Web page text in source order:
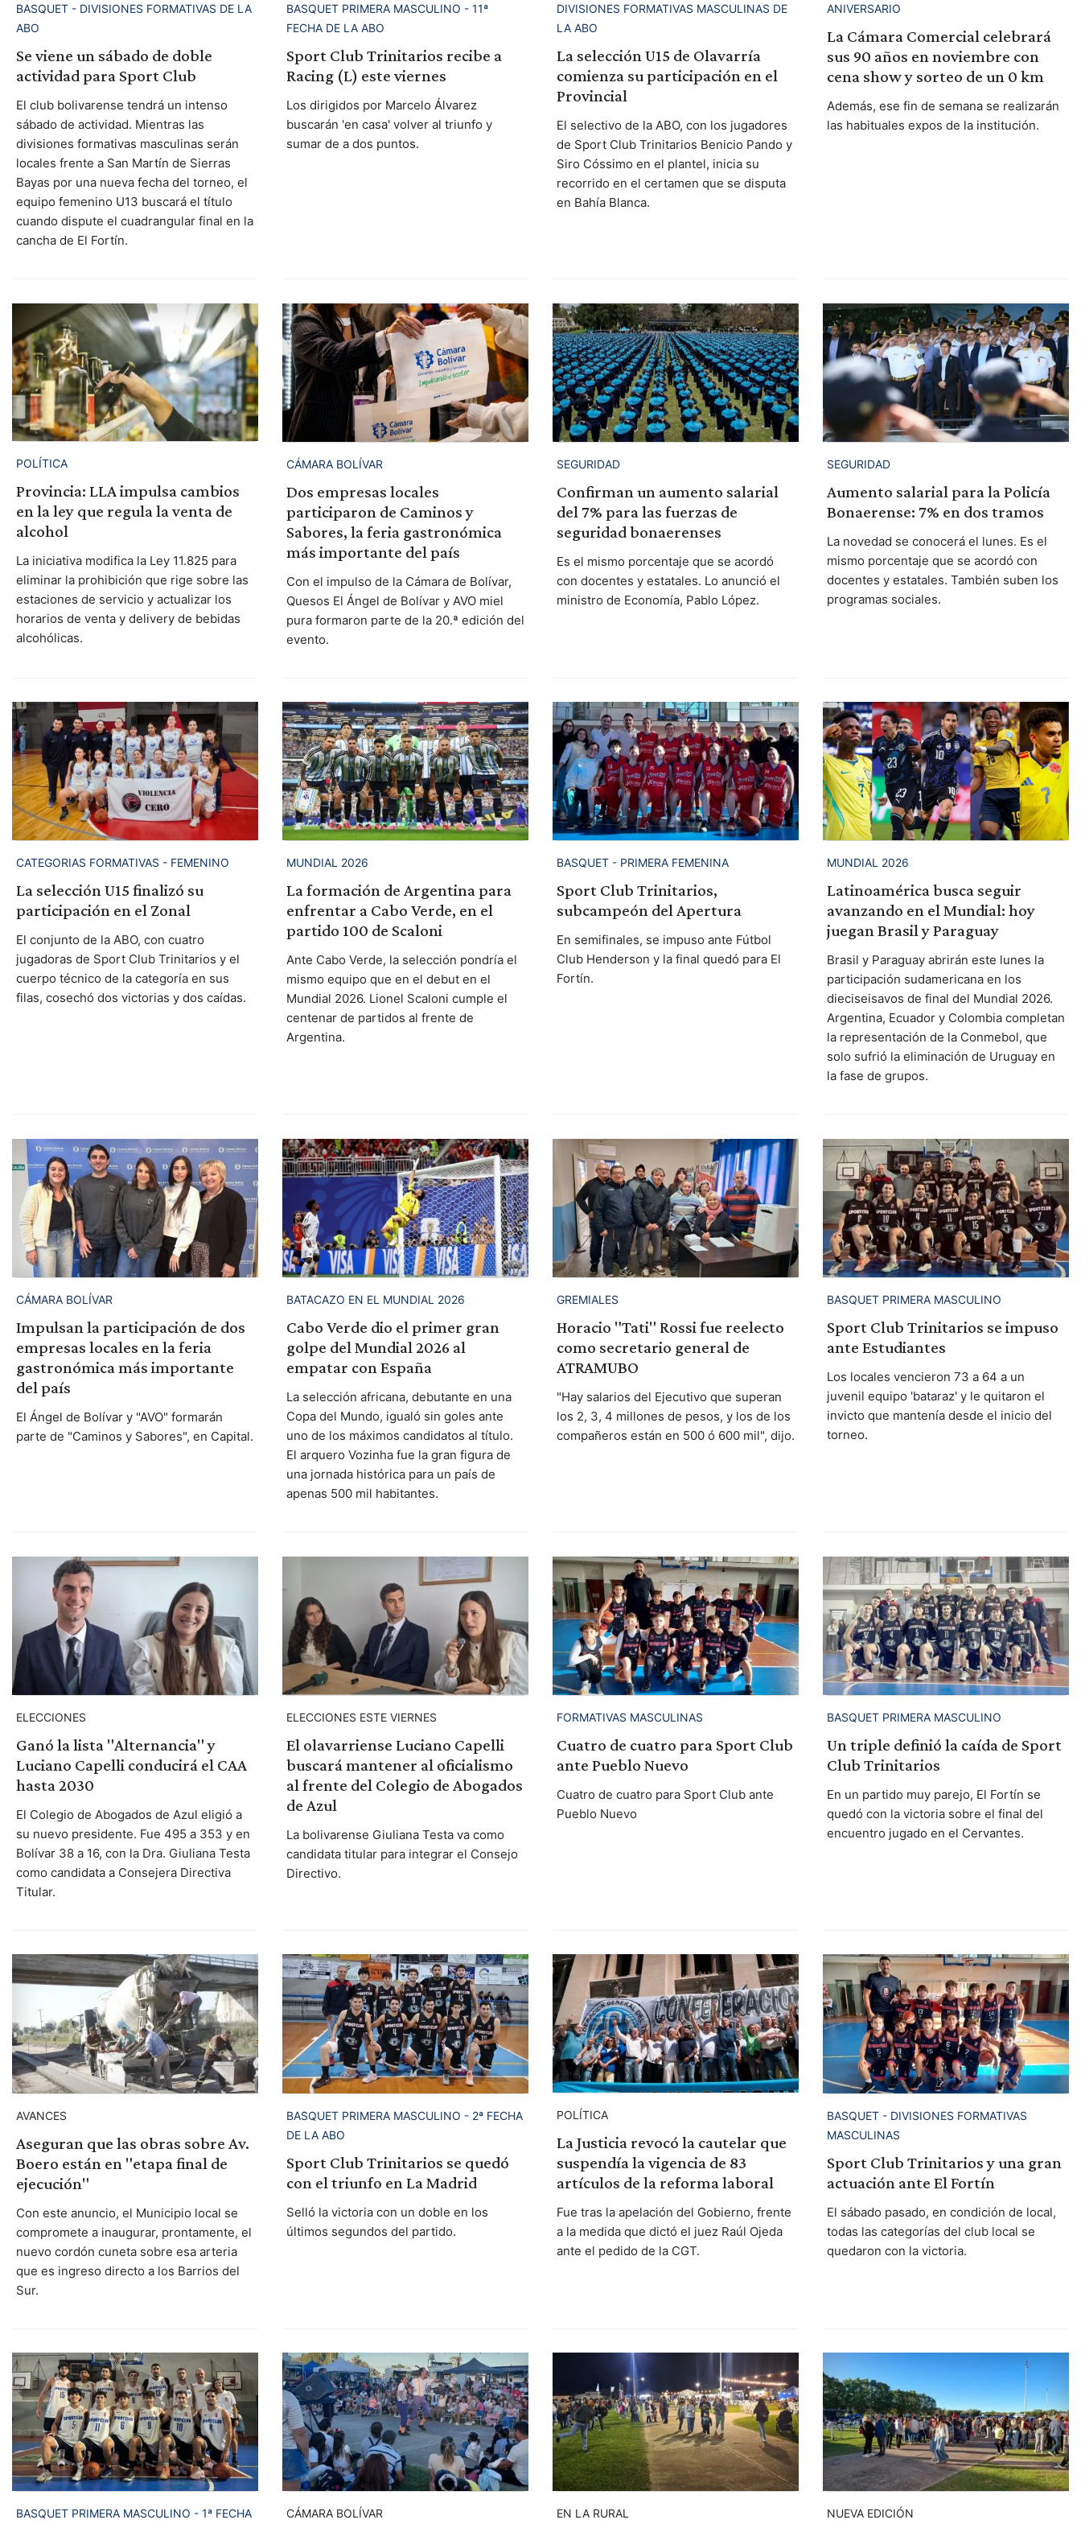
BASQUET - DIVISIONES FORMATIVAS DE LA
ABO
Se viene un sábado de doble
actividad para Sport Club
El club bolivarense tendrá un intenso
sábado de actividad. Mientras las
divisiones formativas masculinas serán
locales frente a San Martín de Sierras
Bayas por una nueva fecha del torneo, el
equipo femenino U13 buscará el título
cuando dispute el cuadrangular final en la
cancha de El Fortín.
BASQUET PRIMERA MASCULINO - 11ª
FECHA DE LA ABO
Sport Club Trinitarios recibe a
Racing (L) este viernes
Los dirigidos por Marcelo Álvarez
buscarán 'en casa' volver al triunfo y
sumar de a dos puntos.
DIVISIONES FORMATIVAS MASCULINAS DE
LA ABO
La selección U15 de Olavarría
comienza su participación en el
Provincial
El selectivo de la ABO, con los jugadores
de Sport Club Trinitarios Benicio Pando y
Siro Cóssimo en el plantel, inicia su
recorrido en el certamen que se disputa
en Bahía Blanca.
ANIVERSARIO
La Cámara Comercial celebrará
sus 90 años en noviembre con
cena show y sorteo de un 0 km
Además, ese fin de semana se realizarán
las habituales expos de la institución.
POLÍTICA
Provincia: LLA impulsa cambios
en la ley que regula la venta de
alcohol
La iniciativa modifica la Ley 11.825 para
eliminar la prohibición que rige sobre las
estaciones de servicio y actualizar los
horarios de venta y delivery de bebidas
alcohólicas.
CÁMARA BOLÍVAR
Dos empresas locales
participaron de Caminos y
Sabores, la feria gastronómica
más importante del país
Con el impulso de la Cámara de Bolívar,
Quesos El Ángel de Bolívar y AVO miel
pura formaron parte de la 20.ª edición del
evento.
SEGURIDAD
Confirman un aumento salarial
del 7% para las fuerzas de
seguridad bonaerenses
Es el mismo porcentaje que se acordó
con docentes y estatales. Lo anunció el
ministro de Economía, Pablo López.
SEGURIDAD
Aumento salarial para la Policía
Bonaerense: 7% en dos tramos
La novedad se conocerá el lunes. Es el
mismo porcentaje que se acordó con
docentes y estatales. También suben los
programas sociales.
CATEGORIAS FORMATIVAS - FEMENINO
La selección U15 finalizó su
participación en el Zonal
El conjunto de la ABO, con cuatro
jugadoras de Sport Club Trinitarios y el
cuerpo técnico de la categoría en sus
filas, cosechó dos victorias y dos caídas.
MUNDIAL 2026
La formación de Argentina para
enfrentar a Cabo Verde, en el
partido 100 de Scaloni
Ante Cabo Verde, la selección pondría el
mismo equipo que en el debut en el
Mundial 2026. Lionel Scaloni cumple el
centenar de partidos al frente de
Argentina.
BASQUET - PRIMERA FEMENINA
Sport Club Trinitarios,
subcampeón del Apertura
En semifinales, se impuso ante Fútbol
Club Henderson y la final quedó para El
Fortín.
MUNDIAL 2026
Latinoamérica busca seguir
avanzando en el Mundial: hoy
juegan Brasil y Paraguay
Brasil y Paraguay abrirán este lunes la
participación sudamericana en los
dieciseisavos de final del Mundial 2026.
Argentina, Ecuador y Colombia completan
la representación de la Conmebol, que
solo sufrió la eliminación de Uruguay en
la fase de grupos.
CÁMARA BOLÍVAR
Impulsan la participación de dos
empresas locales en la feria
gastronómica más importante
del país
El Ángel de Bolívar y "AVO" formarán
parte de "Caminos y Sabores", en Capital.
BATACAZO EN EL MUNDIAL 2026
Cabo Verde dio el primer gran
golpe del Mundial 2026 al
empatar con España
La selección africana, debutante en una
Copa del Mundo, igualó sin goles ante
uno de los máximos candidatos al título.
El arquero Vozinha fue la gran figura de
una jornada histórica para un país de
apenas 500 mil habitantes.
GREMIALES
Horacio "Tati" Rossi fue reelecto
como secretario general de
ATRAMUBO
"Hay salarios del Ejecutivo que superan
los 2, 3, 4 millones de pesos, y los de los
compañeros están en 500 ó 600 mil", dijo.
BASQUET PRIMERA MASCULINO
Sport Club Trinitarios se impuso
ante Estudiantes
Los locales vencieron 73 a 64 a un
juvenil equipo 'bataraz' y le quitaron el
invicto que mantenía desde el inicio del
torneo.
ELECCIONES
Ganó la lista "Alternancia" y
Luciano Capelli conducirá el CAA
hasta 2030
El Colegio de Abogados de Azul eligió a
su nuevo presidente. Fue 495 a 353 y en
Bolívar 38 a 16, con la Dra. Giuliana Testa
como candidata a Consejera Directiva
Titular.
ELECCIONES ESTE VIERNES
El olavarriense Luciano Capelli
buscará mantener al oficialismo
al frente del Colegio de Abogados
de Azul
La bolivarense Giuliana Testa va como
candidata titular para integrar el Consejo
Directivo.
FORMATIVAS MASCULINAS
Cuatro de cuatro para Sport Club
ante Pueblo Nuevo
Cuatro de cuatro para Sport Club ante
Pueblo Nuevo
BASQUET PRIMERA MASCULINO
Un triple definió la caída de Sport
Club Trinitarios
En un partido muy parejo, El Fortín se
quedó con la victoria sobre el final del
encuentro jugado en el Cervantes.
AVANCES
Aseguran que las obras sobre Av.
Boero están en "etapa final de
ejecución"
Con este anuncio, el Municipio local se
compromete a inaugurar, prontamente, el
nuevo cordón cuneta sobre esa arteria
que es ingreso directo a los Barrios del
Sur.
BASQUET PRIMERA MASCULINO - 2ª FECHA
DE LA ABO
Sport Club Trinitarios se quedó
con el triunfo en La Madrid
Selló la victoria con un doble en los
últimos segundos del partido.
POLÍTICA
La Justicia revocó la cautelar que
suspendía la vigencia de 83
artículos de la reforma laboral
Fue tras la apelación del Gobierno, frente
a la medida que dictó el juez Raúl Ojeda
ante el pedido de la CGT.
BASQUET - DIVISIONES FORMATIVAS
MASCULINAS
Sport Club Trinitarios y una gran
actuación ante El Fortín
El sábado pasado, en condición de local,
todas las categorías del club local se
quedaron con la victoria.
BASQUET PRIMERA MASCULINO - 1ª FECHA CÁMARA BOLÍVAR EN LA RURAL NUEVA EDICIÓN